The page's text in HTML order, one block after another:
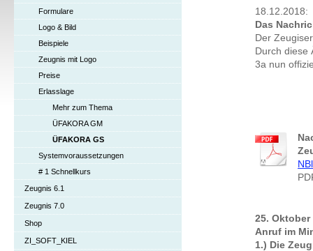
18.12.2018:
Das
Der
Durch diese
3a nun
25. Oktober
Anruf im
1.) Die
Formulare
Logo & Bild
Beispiele
Zeugnis mit Logo
Preise
Erlasslage
Mehr zum Thema
ÜFAKORA GM
ÜFAKORA GS
Systemvoraussetzungen
# 1 Schnellkurs
Zeugnis 6.1
Zeugnis 7.0
Shop
ZI_SOFT_KIEL